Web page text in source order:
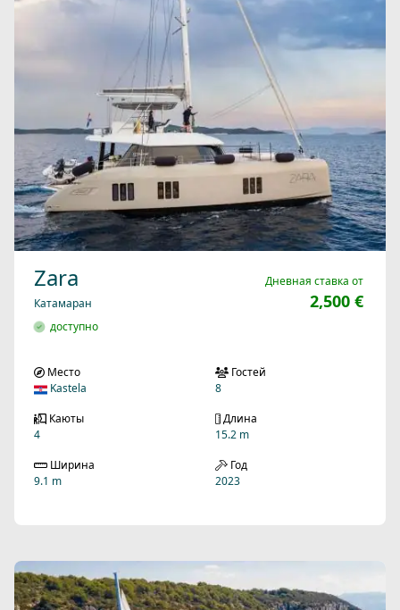
Zara
Катамаран
доступно
Дневная ставка от
2,500 €
Место
Kastela
Гостей
8
Каюты
4
Длина
15.2 m
Ширина
9.1 m
Год
2023